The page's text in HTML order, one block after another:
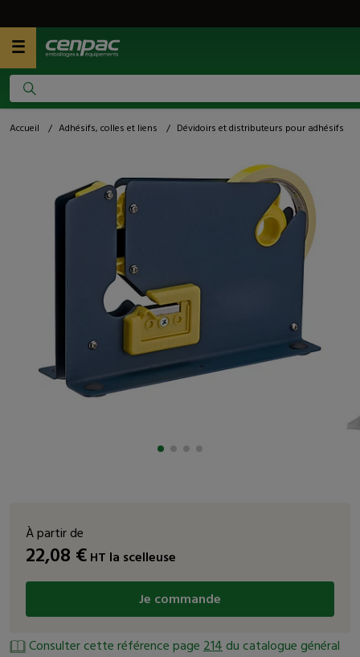
Accueil / Adhésifs, colles et liens / Dévidoirs et distributeurs pour adhésifs
À partir de
22,08 €HT la scelleuse
Je commande
Consulter cette référence page214du catalogue général